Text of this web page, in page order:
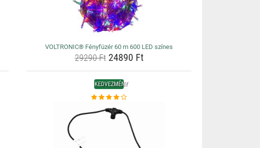
VOLTRONIC® Fényfüzér 60 m 600 LED színes
29290 Ft24890 Ft
KEDVEZMÉNY